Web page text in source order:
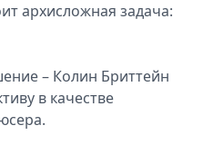
архисложная задача:
– Колин Бриттейн
в качестве